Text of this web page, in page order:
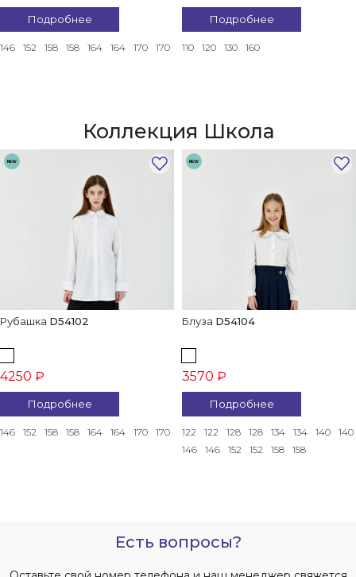
Подробнее
146 152 158 158 164 164 170 170
Подробнее
110 120 130 160
Коллекция Школа
NEW
Рубашка D54102
4250 ₽
Подробнее
146 152 158 158 164 164 170 170
NEW
Блуза D54104
3570 ₽
Подробнее
122 122 128 128 134 134 140
140
146
146 152 152 158 158
Есть вопросы?